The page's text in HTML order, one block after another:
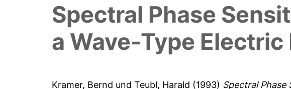
Spectral Phase
a Wave-Type Electric
Kramer, Bernd undTeubl, Harald (1993) Spectral Phase